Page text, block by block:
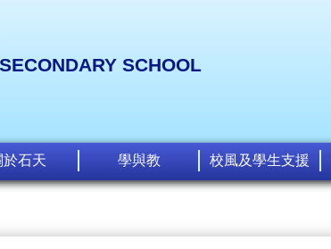
SCHOOL
於石天 學與教 校風及學生支援